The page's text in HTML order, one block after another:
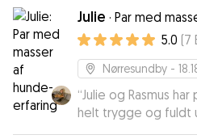
Julie · Par med
5.0 (7
Nørresundby -
“Julie og Rasmus
helt trygge og fuldt
helt bestemt